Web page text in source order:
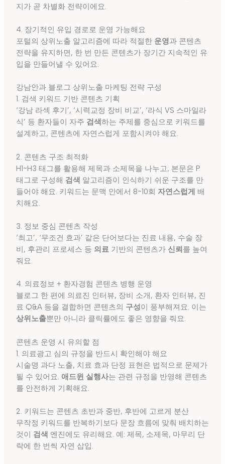
지가 곧 차별화 전략이에요.
4. 장기적인 유입 경로로 운영 가능해요
포털의 상위노출 알고리즘에 따라 적절한 운영과 콘텐츠
전략을 유지하면, 한 번 만든 콘텐츠가 장기간 지속적인 유
입을 만들어낼 수 있어요.
강남안과 블로그 상위노출 마케팅 전략 구성
1. 검색 키워드 기반 콘텐츠 기획
‘강남 라섹 후기’, ‘시력교정 장비 비교’, ‘라식 VS 스마일라
식’ 등 환자들이 자주 검색하는 주제를 중심으로 키워드를
설계하고, 콘텐츠에 자연스럽게 포함시켜야 해요.
2. 콘텐츠 구조 최적화
H1~H3 태그를 활용해 제목과 소제목을 나누고, 본문은 P
태그로 구성해 검색 알고리즘이 인식하기 쉬운 구조를 만
들어야 해요. 키워드는 문맥 안에서 8~10회 자연스럽게 배
치해요.
3. 정보 중심 콘텐츠 작성
‘최고’, ‘무조건 효과’ 같은 단어보다는 진료 내용, 수술 장
비, 후관리 프로세스 등 의료기반의 콘텐츠가 신뢰 를 높여
줘요.
4. 의료정보 + 환자경험 콘텐츠 병행 운영
블로그 한 편에 의료진 인터뷰, 장비 소개, 환자 인터뷰, 진
료 Q&A 등을 결합하면 콘텐츠의 구성이 풍부해져요. 이는
상위노출뿐만 아니라 클릭률에도 좋은 영향을 줘요.
콘텐츠 운영 시 유의할 점
1. 의료광고 심의 규정을 반드시 확인해야 해요
시술명 과다 노출, 치료 효과 단정 표현은 법적으로 문제가
될 수 있어요. 애드윈 실행사는 관련 규정을 반영해 콘텐츠
를 안전하게 기획해요.
2. 키워드는 콘텐츠 초반과 중반, 후반에 고르게 분산
무작정 키워드를 반복하기보다 문장 흐름에 맞춰 배치하는
것이 검색 엔진에도 유리해요. 예: 제목, 소제목, 마무리 단
락에 한 번씩 자연 삽입.